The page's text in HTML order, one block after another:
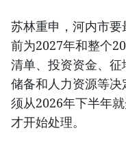
苏林重申，河内市
前为2027年和整个
清单、投资资金、
储备和人力资源等
须从2026年下半年
才开始处理。